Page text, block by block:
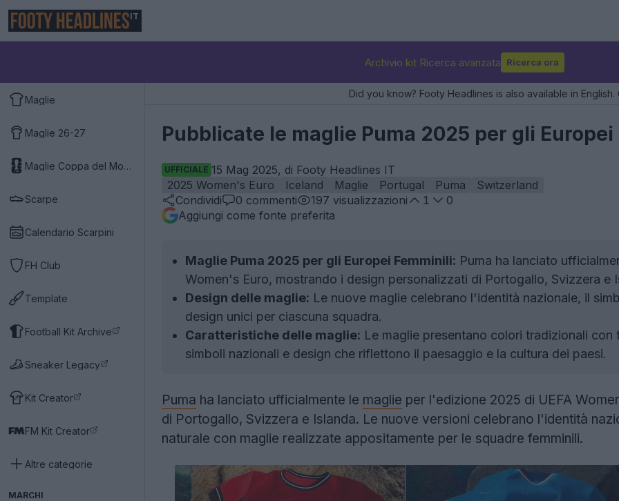
IT
Archivio kit Ricerca avanzata Ricerca ora
Maglie
Maglie 26-27
Maglie Coppa del Mondo 2026
Scarpe
Calendario Scarpini
FH Club
Template
Football Kit Archive
Sneaker Legacy
Kit Creator
FM Kit Creator
Altre categorie
MARCHI
Did you know? Footy Headlines is also available in
Pubblicate le maglie Puma 2025 per gli
UFFICIALE 15 Mag 2025, di Footy Headlines IT
2025 Women's Euro
Iceland Maglie Portugal Puma
Switzerland
Condividi
0 commenti 197 visualizzazioni 1
0
Aggiungi come fonte preferita
Maglie Puma 2025 per gli Europei Femminili: Puma ha lanciato
Women's Euro, mostrando i design personalizzati di Portogallo, Svizzera e
Design delle maglie: Le nuove maglie celebrano l'identità nazionale, il
design unici per ciascuna squadra.
Caratteristiche delle maglie: Le maglie presentano colori tradizionali
simboli nazionali e design che riflettono il paesaggio e la cultura dei paesi.
Puma ha lanciato ufficialmente le maglie per l'edizione 2025 di UEFA
di Portogallo, Svizzera e Islanda. Le nuove versioni celebrano l'identità
naturale con maglie realizzate appositamente per le squadre femminili.